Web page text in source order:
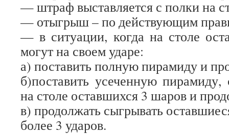
— штраф выставляется с полки на
— отыгрыш – по действующим
— в ситуации, когда на столе
могут на своем ударе:
а) поставить полную пирамиду и
б)поставить усеченную пирамиду,
на столе оставшихся 3 шаров и
в) продолжать сыгрывать
более 3 ударов.